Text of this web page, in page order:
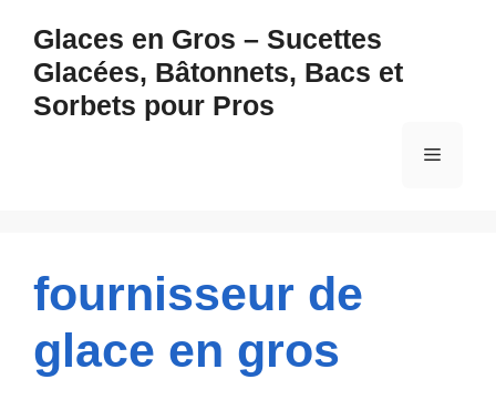
contenu
Glaces en Gros – Sucettes
Glacées, Bâtonnets, Bacs et
Sorbets pour Pros
Menu
fournisseur de
glace en gros